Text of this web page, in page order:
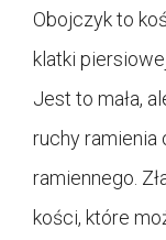
Obojczyk to
klatki
Jest to mała,
ruchy ramienia
ramiennego.
kości, które